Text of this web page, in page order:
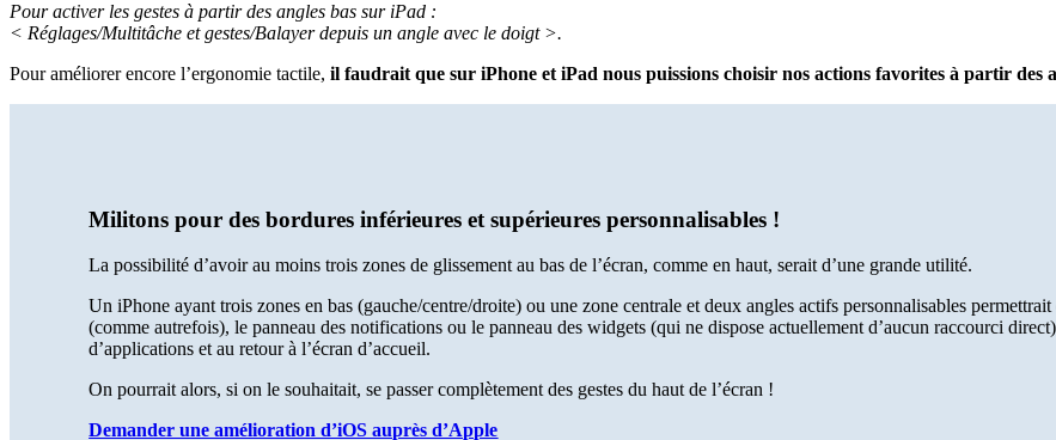
Pour activer les gestes à partir des angles bas sur iPad :
< Réglages/Multitâche et gestes/Balayer depuis un angle avec le doigt >.
Pour améliorer encore l’ergonomie tactile, il faudrait que sur iPhone et iPad nous puissions choisir nos actions favorites à partir des
Militons pour des bordures inférieures et supérieures personnalisables !
La possibilité d’avoir au moins trois zones de glissement au bas de l’écran, comme en haut, serait d’une grande utilité.
Un iPhone ayant trois zones en bas (gauche/centre/droite) ou une zone centrale et deux angles actifs personnalisables
(comme autrefois), le panneau des notifications ou le panneau des widgets (qui ne dispose actuellement d’aucun raccourci
d’applications et au retour à l’écran d’accueil.
On pourrait alors, si on le souhaitait, se passer complètement des gestes du haut de l’écran !
Demander une amélioration d’iOS auprès d’Apple